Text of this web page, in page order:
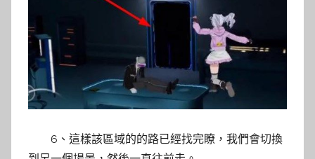
6、這樣該區域的的路已經找完瞭，我們會切換